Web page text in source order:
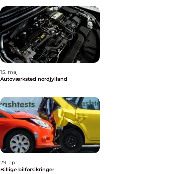
15. maj
Autoværksted nordjylland
29. apr
Billige bilforsikringer